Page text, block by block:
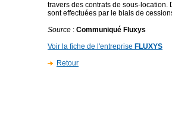
travers des contrats de sous-
sont effectuées par le biais de
Source : Communiqué Fluxys
Voir la fiche de l'entreprise FLUXYS
Retour